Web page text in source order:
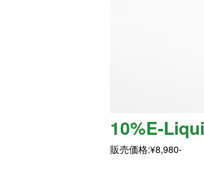
10%E-
販売価格:¥8,980-